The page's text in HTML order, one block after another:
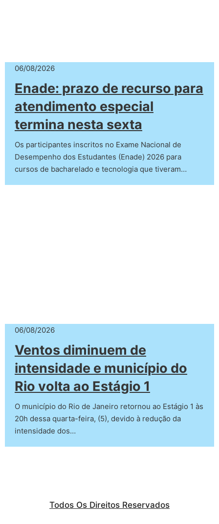
06/08/2026
Enade: prazo de recurso para
atendimento especial
termina nesta sexta
Os participantes inscritos no Exame Nacional de
Desempenho dos Estudantes (Enade) 2026 para
cursos de bacharelado e tecnologia que tiveram…
06/08/2026
Ventos diminuem de
intensidade e município do
Rio volta ao Estágio 1
O município do Rio de Janeiro retornou ao Estágio 1 às
20h dessa quarta-feira, (5), devido à redução da
intensidade dos…
Todos Os Direitos Reservados